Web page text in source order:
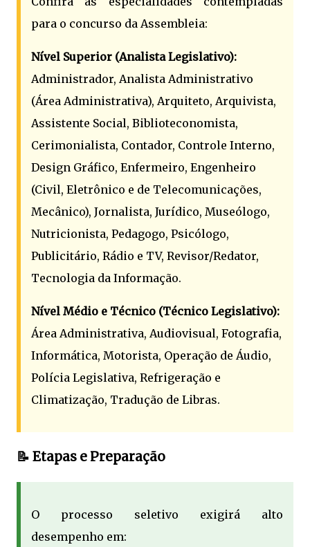
para o concurso da Assembleia:
Nível Superior (Analista Legislativo):
Administrador, Analista Administrativo
(Área Administrativa), Arquiteto, Arquivista,
Assistente Social, Biblioteconomista,
Cerimonialista, Contador, Controle Interno,
Design Gráfico, Enfermeiro, Engenheiro
(Civil, Eletrônico e de Telecomunicações,
Mecânico), Jornalista, Jurídico, Museólogo,
Nutricionista, Pedagogo, Psicólogo,
Publicitário, Rádio e TV, Revisor/Redator,
Tecnologia da Informação.
Nível Médio e Técnico (Técnico Legislativo):
Área Administrativa, Audiovisual, Fotografia,
Informática, Motorista, Operação de Áudio,
Polícia Legislativa, Refrigeração e
Climatização, Tradução de Libras.
📝 Etapas e Preparação
O processo seletivo exigirá alto
desempenho em: